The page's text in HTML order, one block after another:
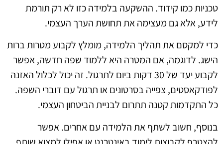
טכניות כמו קידוד. ההשקעה בלמידה כזו לא רק תורמת
לידע, אלא גם מעצימה את תחושת הערך העצמי.
כדי למקסם את תהליך הלמידה, מומלץ לקבוע מטרות ברות
הישג. לדוגמה, אם המטרה היא ללמוד שפה חדשה, אפשר
לקבוע יעד של 30 דקות ביום לתרגול. זה יכול לכלול האזנה
לפודקאסטים, צפייה בסרטונים או תרגול עם דוברי השפה.
כל התקדמות קטנה תתרום לבניית הביטחון העצמי.
בנוסף, חשוב לשתף את הלמידה עם אחרים. אפשר